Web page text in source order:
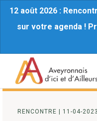
12 août 2026 :
sur votre agenda !
RENCONTRE 11-04-2023